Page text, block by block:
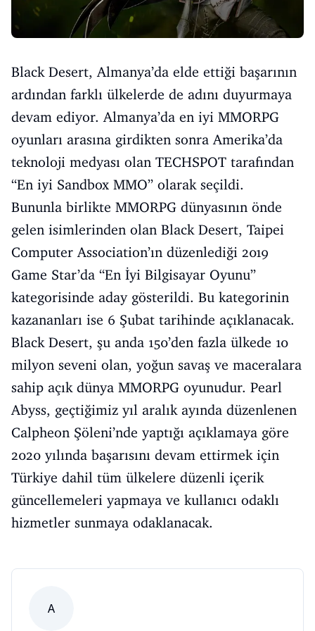
Black Desert, Almanya’da elde ettiği başarının
ardından farklı ülkelerde de adını duyurmaya
devam ediyor. Almanya’da en iyi MMORPG
oyunları arasına girdikten sonra Amerika’da
teknoloji medyası olan TECHSPOT tarafından
“En iyi Sandbox MMO” olarak seçildi.
Bununla birlikte MMORPG dünyasının önde
gelen isimlerinden olan Black Desert, Taipei
Computer Association’ın düzenlediği 2019
Game Star’da “En İyi Bilgisayar Oyunu”
kategorisinde aday gösterildi. Bu kategorinin
kazananları ise 6 Şubat tarihinde açıklanacak.
Black Desert, şu anda 150’den fazla ülkede 10
milyon seveni olan, yoğun savaş ve maceralara
sahip açık dünya MMORPG oyunudur. Pearl
Abyss, geçtiğimiz yıl aralık ayında düzenlenen
Calpheon Şöleni’nde yaptığı açıklamaya göre
2020 yılında başarısını devam ettirmek için
Türkiye dahil tüm ülkelere düzenli içerik
güncellemeleri yapmaya ve kullanıcı odaklı
hizmetler sunmaya odaklanacak.
A